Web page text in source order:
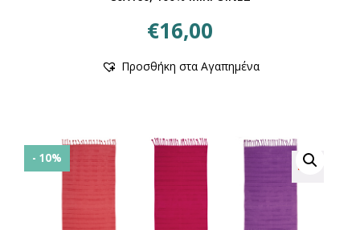
€16,00
Προσθήκη στα Αγαπημένα
- 10%